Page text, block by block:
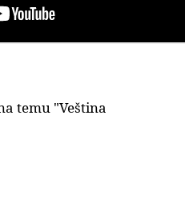
temu "Veština